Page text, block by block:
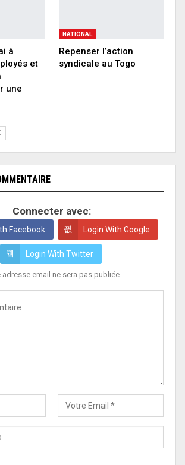
à
et
une
NATIONAL
Repenser l’action
syndicale au Togo
Connecter avec:
Facebook Login With Google
Login With Twitter
adresse email ne sera pas publiée.